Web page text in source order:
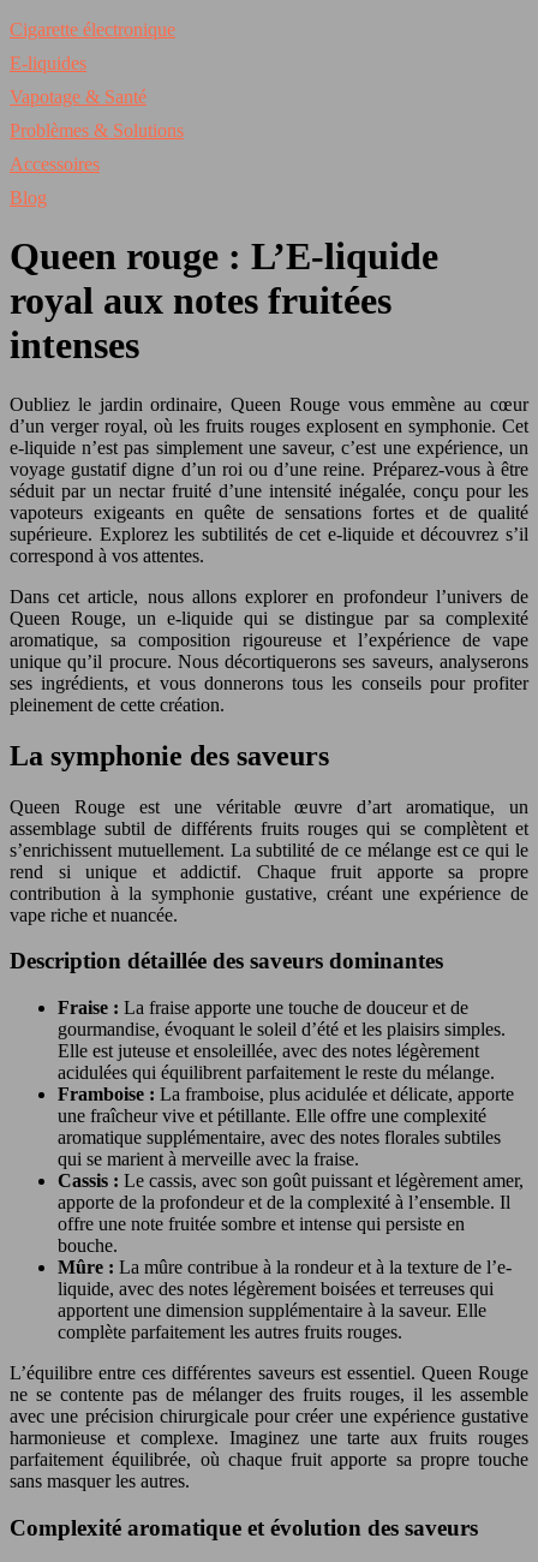
Cigarette électronique
E-liquides
Vapotage & Santé
Problèmes & Solutions
Accessoires
Blog
Queen rouge : L’E-liquide
royal aux notes fruitées
intenses
Oubliez le jardin ordinaire, Queen Rouge vous emmène au cœur
d’un verger royal, où les fruits rouges explosent en symphonie. Cet
e-liquide n’est pas simplement une saveur, c’est une expérience, un
voyage gustatif digne d’un roi ou d’une reine. Préparez-vous à être
séduit par un nectar fruité d’une intensité inégalée, conçu pour les
vapoteurs exigeants en quête de sensations fortes et de qualité
supérieure. Explorez les subtilités de cet e-liquide et découvrez s’il
correspond à vos attentes.
Dans cet article, nous allons explorer en profondeur l’univers de
Queen Rouge, un e-liquide qui se distingue par sa complexité
aromatique, sa composition rigoureuse et l’expérience de vape
unique qu’il procure. Nous décortiquerons ses saveurs, analyserons
ses ingrédients, et vous donnerons tous les conseils pour profiter
pleinement de cette création.
La symphonie des saveurs
Queen Rouge est une véritable œuvre d’art aromatique, un
assemblage subtil de différents fruits rouges qui se complètent et
s’enrichissent mutuellement. La subtilité de ce mélange est ce qui le
rend si unique et addictif. Chaque fruit apporte sa propre
contribution à la symphonie gustative, créant une expérience de
vape riche et nuancée.
Description détaillée des saveurs dominantes
Fraise : La fraise apporte une touche de douceur et de
gourmandise, évoquant le soleil d’été et les plaisirs simples.
Elle est juteuse et ensoleillée, avec des notes légèrement
acidulées qui équilibrent parfaitement le reste du mélange.
Framboise : La framboise, plus acidulée et délicate, apporte
une fraîcheur vive et pétillante. Elle offre une complexité
aromatique supplémentaire, avec des notes florales subtiles
qui se marient à merveille avec la fraise.
Cassis : Le cassis, avec son goût puissant et légèrement amer,
apporte de la profondeur et de la complexité à l’ensemble. Il
offre une note fruitée sombre et intense qui persiste en
bouche.
Mûre : La mûre contribue à la rondeur et à la texture de l’e-
liquide, avec des notes légèrement boisées et terreuses qui
apportent une dimension supplémentaire à la saveur. Elle
complète parfaitement les autres fruits rouges.
L’équilibre entre ces différentes saveurs est essentiel. Queen Rouge
ne se contente pas de mélanger des fruits rouges, il les assemble
avec une précision chirurgicale pour créer une expérience gustative
harmonieuse et complexe. Imaginez une tarte aux fruits rouges
parfaitement équilibrée, où chaque fruit apporte sa propre touche
sans masquer les autres.
Complexité aromatique et évolution des saveurs